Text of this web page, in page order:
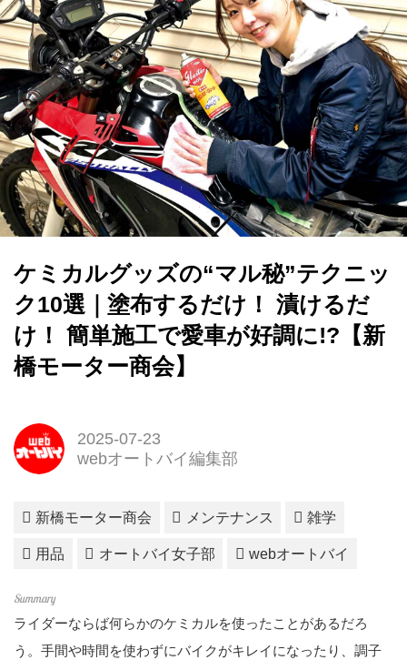
ケミカルグッズの“マル秘”テクニッ
ク10選｜塗布するだけ！ 漬けるだ
け！ 簡単施工で愛車が好調に!?【新
橋モーター商会】
2025-07-23
webオートバイ編集部
新橋モーター商会 メンテナンス 雑学
用品 オートバイ女子部 webオートバイ
ライダーならば何らかのケミカルを使ったことがあるだろ
う。手間や時間を使わずにバイクがキレイになったり、調子